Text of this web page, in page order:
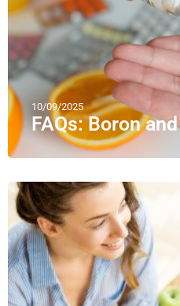
10/09/2025
FAQs: Boron